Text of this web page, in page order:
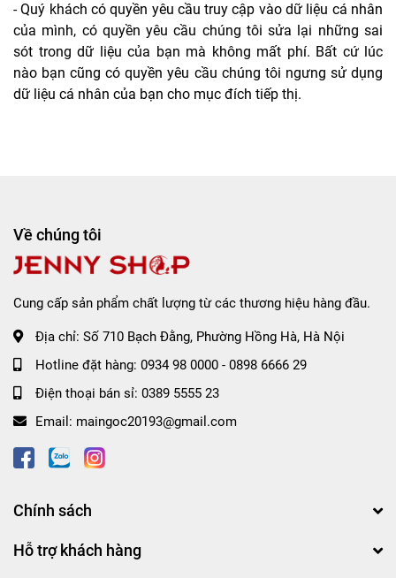
- Quý khách có quyền yêu cầu truy cập vào dữ liệu cá nhân
của mình, có quyền yêu cầu chúng tôi sửa lại những sai
sót trong dữ liệu của bạn mà không mất phí. Bất cứ lúc
nào bạn cũng có quyền yêu cầu chúng tôi ngưng sử dụng
dữ liệu cá nhân của bạn cho mục đích tiếp thị.
Về chúng tôi
Cung cấp sản phẩm chất lượng từ các thương hiệu hàng đầu.
Địa chỉ: Số 710 Bạch Đằng, Phường Hồng Hà, Hà Nội
Hotline đặt hàng: 0934 98 0000 - 0898 6666 29
Điện thoại bán sỉ: 0389 5555 23
Email: maingoc20193@gmail.com
Chính sách
Hỗ trợ khách hàng